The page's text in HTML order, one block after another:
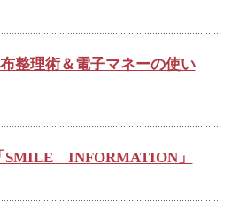
整理術＆電子マネーの使い
SMILE INFORMATION」